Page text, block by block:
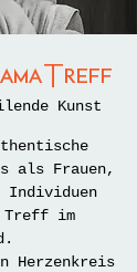
Kunst
als Frauen,
Individuen
Treff im
Herzenkreis